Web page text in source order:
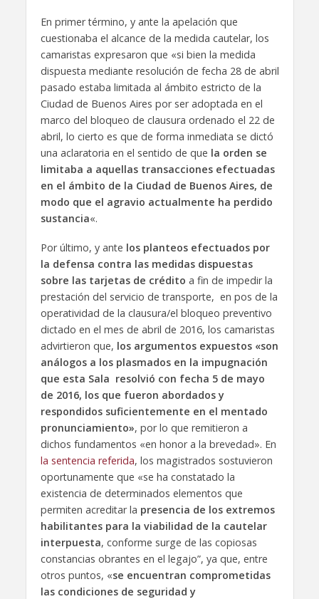
En primer término, y ante la apelación que
cuestionaba el alcance de la medida cautelar, los
camaristas expresaron que «si bien la medida
dispuesta mediante resolución de fecha 28 de abril
pasado estaba limitada al ámbito estricto de la
Ciudad de Buenos Aires por ser adoptada en el
marco del bloqueo de clausura ordenado el 22 de
abril, lo cierto es que de forma inmediata se dictó
una aclaratoria en el sentido de que la orden se
limitaba a aquellas transacciones efectuadas
en el ámbito de la Ciudad de Buenos Aires, de
modo que el agravio actualmente ha perdido
sustancia«.
Por último, y ante los planteos efectuados por
la defensa contra las medidas dispuestas
sobre las tarjetas de crédito a fin de impedir la
prestación del servicio de transporte, en pos de la
operatividad de la clausura/el bloqueo preventivo
dictado en el mes de abril de 2016, los camaristas
advirtieron que, los argumentos expuestos «son
análogos a los plasmados en la impugnación
que esta Sala resolvió con fecha 5 de mayo
de 2016, los que fueron abordados y
respondidos suficientemente en el mentado
pronunciamiento», por lo que remitieron a
dichos fundamentos «en honor a la brevedad». En
la sentencia referida, los magistrados sostuvieron
oportunamente que «se ha constatado la
existencia de determinados elementos que
permiten acreditar la presencia de los extremos
habilitantes para la viabilidad de la cautelar
interpuesta, conforme surge de las copiosas
constancias obrantes en el legajo”, ya que, entre
otros puntos, «se encuentran comprometidas
las condiciones de seguridad y